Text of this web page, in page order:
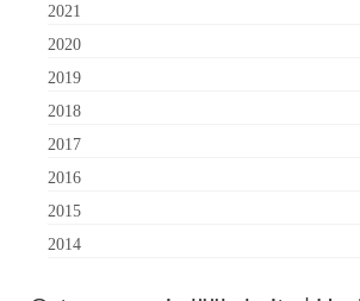
2021
2020
2019
2018
2017
2016
2015
2014